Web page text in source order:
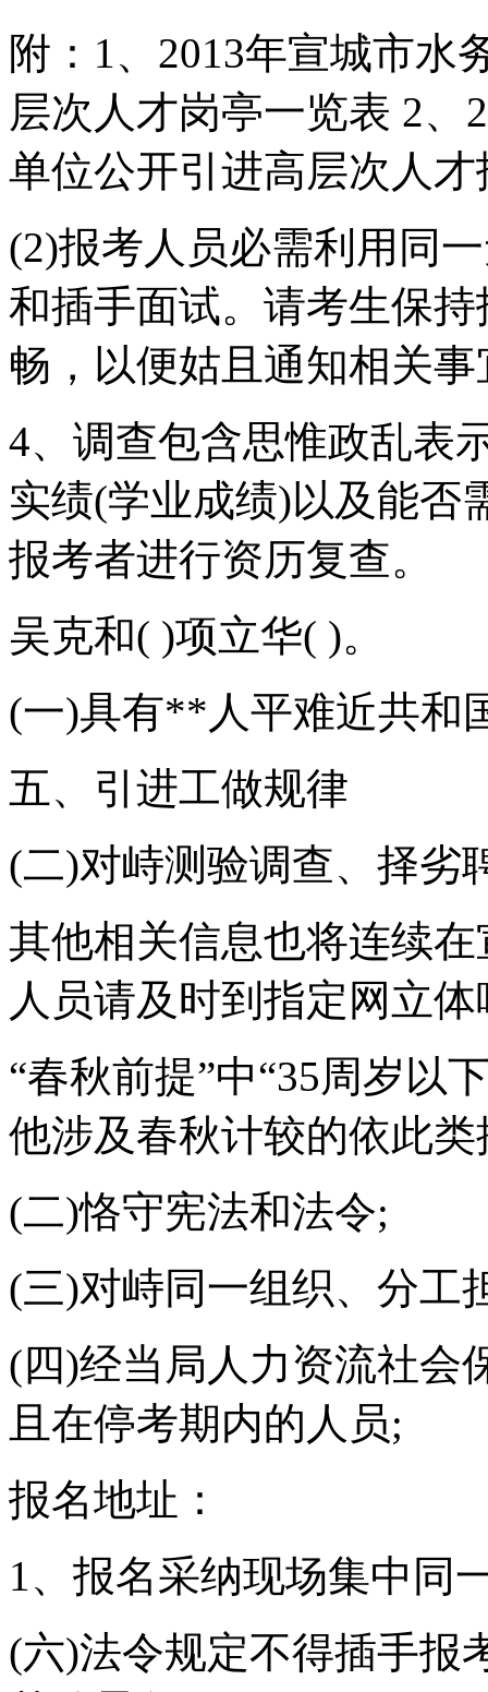
附：1、2013年宣城市水
层次人才岗亭一览表 2、
单位公开引进高层次人
(2)报考人员必需利用同
和插手面试。请考生保
畅，以便姑且通知相关事
4、调查包含思惟政乱表
实绩(学业成绩)以及能否
报考者进行资历复查。
吴克和( )项立华( )。
(一)具有**人平难近共和
五、引进工做规律
(二)对峙测验调查、择劣
其他相关信息也将连续
人员请及时到指定网立
“春秋前提”中“35周岁以
他涉及春秋计较的依此类
(二)恪守宪法和法令;
(三)对峙同一组织、分工
(四)经当局人力资流社会
且在停考期内的人员;
报名地址：
1、报名采纳现场集中同
(六)法令规定不得插手报